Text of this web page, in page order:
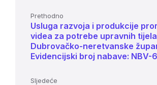
Prethodno
Usluga razvoja i produkcije
videa za potrebe upravnih tijela
Dubrovačko-neretvanske
Evidencijski broj nabave: NBV-
Sljedeće